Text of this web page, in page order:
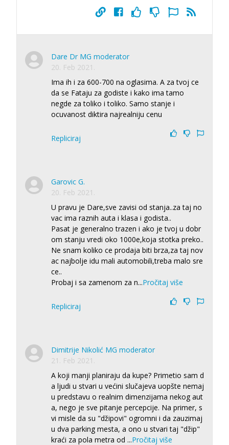
Dare Dr MG moderator
20. Feb 2021.
Ima ih i za 600-700 na oglasima. A za tvoj ce
da se Fataju za godiste i kako ima tamo
negde za toliko i toliko. Samo stanje i
ocuvanost diktira najrealniju cenu
Repliciraj
Garovic G.
20. Feb 2021.
U pravu je Dare,sve zavisi od stanja..za taj no
vac ima raznih auta i klasa i godista..
Pasat je generalno trazen i ako je tvoj u dobr
om stanju vredi oko 1000e,koja stotka preko..
Ne snam koliko ce prodaja biti brza,za taj nov
ac najbolje idu mali automobili,treba malo sre
ce..
Probaj i sa zamenom za n...Pročitaj više
Repliciraj
Dimitrije Nikolić MG moderator
21. Feb 2021.
A koji manji planiraju da kupe? Primetio sam d
a ljudi u stvari u većini slučajeva uopšte nemaj
u predstavu o realnim dimenzijama nekog aut
a, nego je sve pitanje percepcije. Na primer, s
vi misle da su "džipovi" ogromni i da zauzimaj
u dva parking mesta, a ono u stvari taj "džip"
kraći za pola metra od ...Pročitaj više